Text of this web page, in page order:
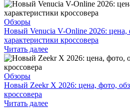
Обзоры
Новый Venucia V-Online 2026: цена,
характеристики кроссовера
Читать далее
Обзоры
Новый Zeekr X 2026: цена, фото,
кроссовера
Читать далее